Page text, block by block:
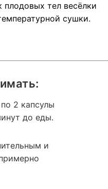
2 капсулы
до еды.
и
тел весёлки
сушки.